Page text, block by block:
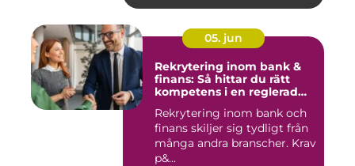
05. jun
Rekrytering inom bank &
finans: Så hittar du rätt
kompetens i en reglerad
Rekrytering inom bank och
finans skiljer sig tydligt från
många andra branscher. Krav
p&...